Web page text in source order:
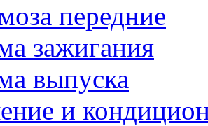
передние
зажигания
выпуска
и